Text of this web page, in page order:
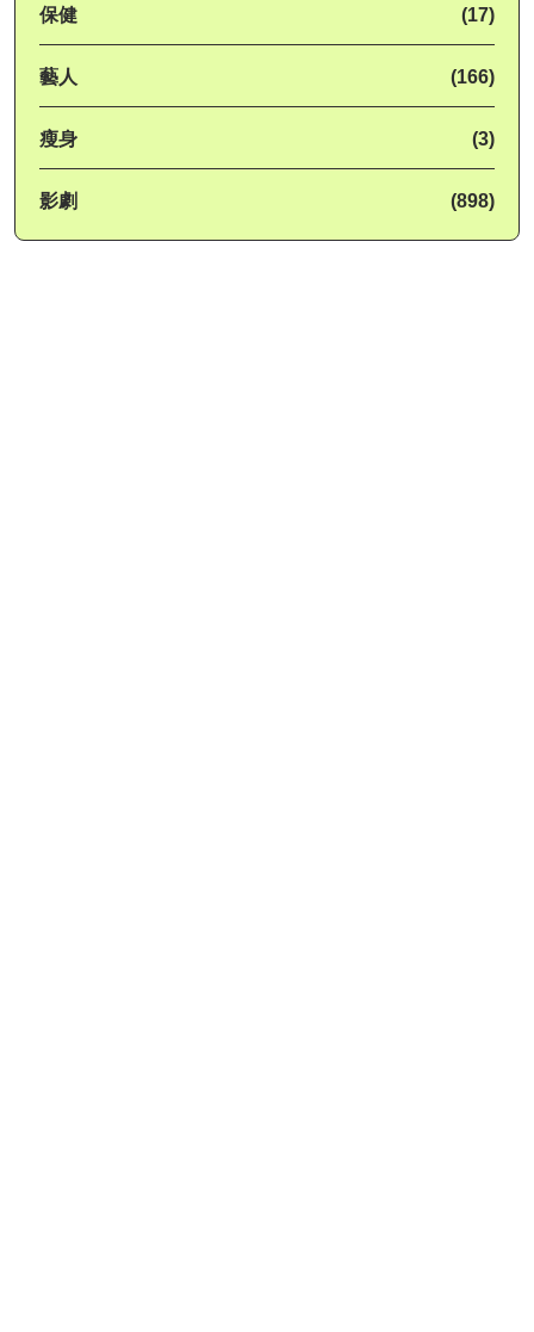
保健 (17)
藝人 (166)
瘦身 (3)
影劇 (898)